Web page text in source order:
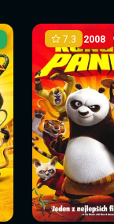
2008
Sledovat
nyní
7.3
Sledovat nyní